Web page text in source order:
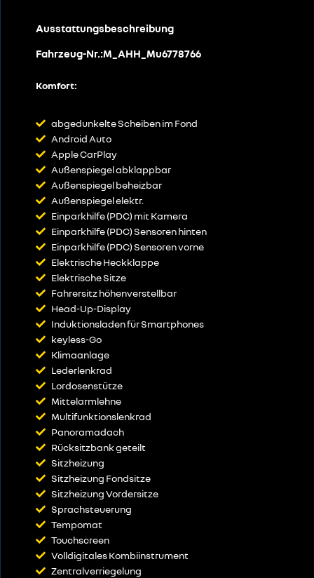
Ausstattungsbeschreibung
Fahrzeug-Nr.:M_AHH_Mu6778766
Komfort:
abgedunkelte Scheiben im Fond
Android Auto
Apple CarPlay
Außenspiegel abklappbar
Außenspiegel beheizbar
Außenspiegel elektr.
Einparkhilfe (PDC) mit Kamera
Einparkhilfe (PDC) Sensoren hinten
Einparkhilfe (PDC) Sensoren vorne
Elektrische Heckklappe
Elektrische Sitze
Fahrersitz höhenverstellbar
Head-Up-Display
Induktionsladen für Smartphones
keyless-Go
Klimaanlage
Lederlenkrad
Lordosenstütze
Mittelarmlehne
Multifunktionslenkrad
Panoramadach
Rücksitzbank geteilt
Sitzheizung
Sitzheizung Fondsitze
Sitzheizung Vordersitze
Sprachsteuerung
Tempomat
Touchscreen
Volldigitales Kombiinstrument
Zentralverriegelung